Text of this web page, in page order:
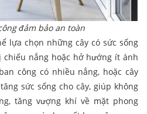
đảm bảo an toàn
lựa chọn những cây có sức sống
nắng hoặc hở hướng ít ánh
công có nhiều nắng, hoặc cây
sức sống cho cây, giúp không
tăng vượng khí về mặt phong